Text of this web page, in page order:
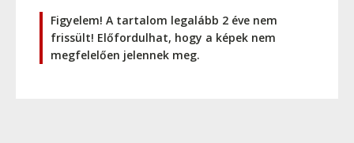
Figyelem! A tartalom legalább 2 éve nem
frissült! Előfordulhat, hogy a képek nem
megfelelően jelennek meg.